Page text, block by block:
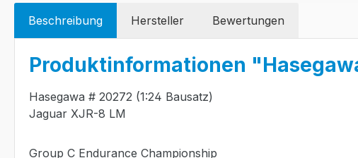
Beschreibung Hersteller Bewertungen
Produktinformationen
Hasegawa # 20272 (1:24 Bausatz)
Jaguar XJR-8 LM
Group C Endurance Championship